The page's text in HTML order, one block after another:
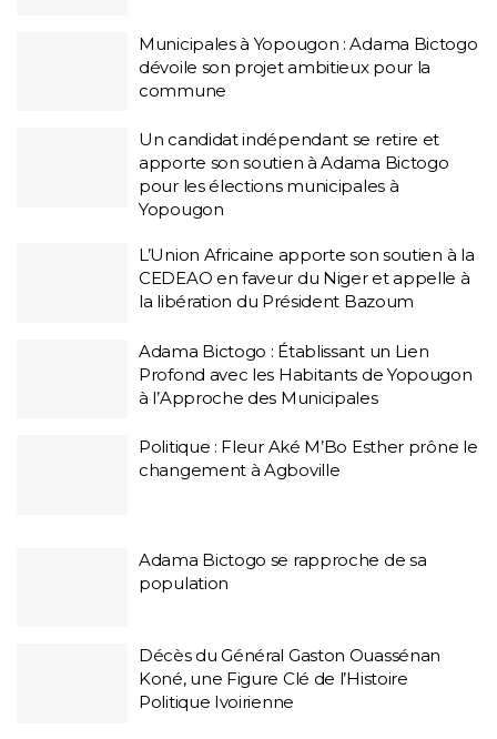
Municipales à Yopougon : Adama Bictogo
dévoile son projet ambitieux pour la
commune
Un candidat indépendant se retire et
apporte son soutien à Adama Bictogo
pour les élections municipales à
Yopougon
L’Union Africaine apporte son soutien à la
CEDEAO en faveur du Niger et appelle à
la libération du Président Bazoum
Adama Bictogo : Établissant un Lien
Profond avec les Habitants de Yopougon
à l’Approche des Municipales
Politique : Fleur Aké M’Bo Esther prône le
changement à Agboville
Adama Bictogo se rapproche de sa
population
Décès du Général Gaston Ouassénan
Koné, une Figure Clé de l’Histoire
Politique Ivoirienne